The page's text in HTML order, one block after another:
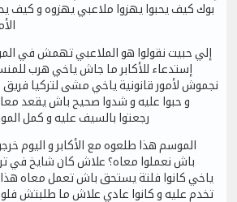
بوك كيف يحبوا يهزوا ملاعبي يهزوه و كيف
إلي حبيت نقولوا هو الملاعبي تهمش في
إستدعاء للأكابر ما جاش ياخي هرب
نجموش لأمور قانونية ياخي مشى لتركيا
و حبوا عليه و شدوا صحيح باش يقعد
رجعتوا بالسيف عليه و كمل
الموسم هذا طلعوه مع الأكابر و اليوم
باش نعملوا معاه؟ علاش كان شايخ في
ياخي كانوا فلتة يستحق باش تعمل معاه هذا
تخدم عليه و كانوا عادي علاش ما طلبتش